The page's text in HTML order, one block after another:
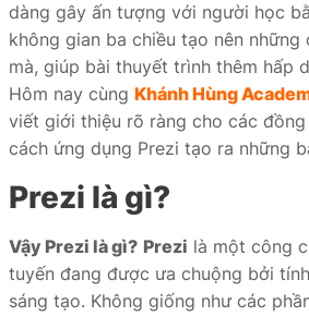
dàng gây ấn tượng với người học
không gian ba chiều tạo nên
mà, giúp bài thuyết trình thêm hấp
Hôm nay cùng Khánh Hùng
viết giới thiệu rõ ràng cho các
cách ứng dụng Prezi tạo ra những
Prezi là gì?
Vậy Prezi là gì? Prezi là một công
tuyến đang được ưa chuộng bởi
sáng tạo. Không giống như các